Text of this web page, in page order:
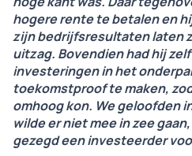
hogere rente te betalen en
zijn bedrijfsresultaten laten
uitzag. Bovendien had hij
investeringen in het
toekomstproof te maken,
omhoog kon. We geloofden
wilde er niet mee in zee
gezegd een investeerder